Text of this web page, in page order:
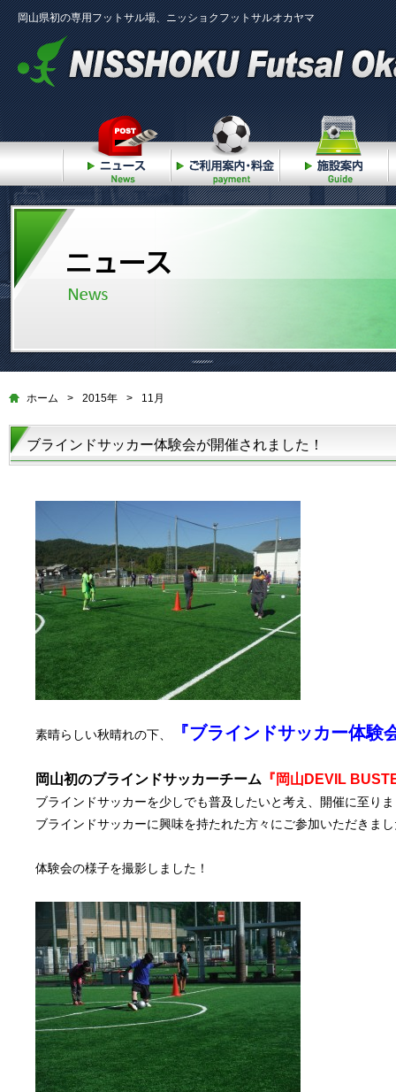
岡山県初の専用フットサル場、ニッショクフットサルオカヤマ
ニュース ご利用案内・料金
ホーム > 2015年 > 11月
ブラインドサッカー体験会が開催されました！
素晴らしい秋晴れの下、 『ブラインドサッカー体験
岡山初のブラインドサッカーチーム 『岡山DEVIL
ブラインドサッカーを少しでも普及したいと考え、開催に至り
ブラインドサッカーに興味を持たれた方々にご参加いただきま
体験会の様子を撮影しました！